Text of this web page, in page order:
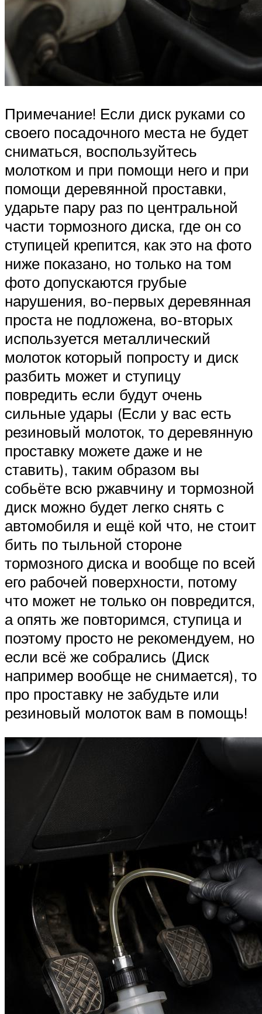
Примечание! Если диск руками со
своего посадочного места не будет
сниматься, воспользуйтесь
молотком и при помощи него и при
помощи деревянной проставки,
ударьте пару раз по центральной
части тормозного диска, где он со
ступицей крепится, как это на фото
ниже показано, но только на том
фото допускаются грубые
нарушения, во-первых деревянная
проста не подложена, во-вторых
используется металлический
молоток который попросту и диск
разбить может и ступицу
повредить если будут очень
сильные удары (Если у вас есть
резиновый молоток, то деревянную
проставку можете даже и не
ставить), таким образом вы
собьёте всю ржавчину и тормозной
диск можно будет легко снять с
автомобиля и ещё кой что, не стоит
бить по тыльной стороне
тормозного диска и вообще по всей
его рабочей поверхности, потому
что может не только он повредится,
а опять же повторимся, ступица и
поэтому просто не рекомендуем, но
если всё же собрались (Диск
например вообще не снимается), то
про проставку не забудьте или
резиновый молоток вам в помощь!